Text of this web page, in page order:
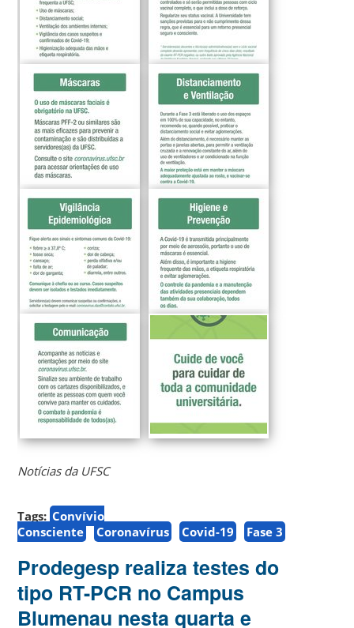
Notícias da UFSC
Tags: Convívio
Consciente
Coronavírus Covid-19 Fase 3
Prodegesp realiza testes do
tipo RT-PCR no Campus
Blumenau nesta quarta e